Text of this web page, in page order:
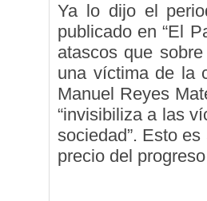
Ya lo dijo el
publicado en “El
atascos que
una víctima de la
Manuel Reyes
“invisibiliza a las
sociedad”. Esto
precio del